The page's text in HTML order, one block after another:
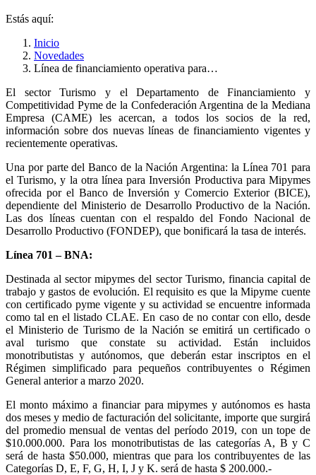
Estás aquí:
Inicio
Novedades
Línea de financiamiento operativa para…
El sector Turismo y el Departamento de Financiamiento y
Competitividad Pyme de la Confederación Argentina de la Mediana
Empresa (CAME) les acercan, a todos los socios de la red,
información sobre dos nuevas líneas de financiamiento vigentes y
recientemente operativas.
Una por parte del Banco de la Nación Argentina: la Línea 701 para
el Turismo, y la otra línea para Inversión Productiva para Mipymes
ofrecida por el Banco de Inversión y Comercio Exterior (BICE),
dependiente del Ministerio de Desarrollo Productivo de la Nación.
Las dos líneas cuentan con el respaldo del Fondo Nacional de
Desarrollo Productivo (FONDEP), que bonificará la tasa de interés.
Línea 701 – BNA:
Destinada al sector mipymes del sector Turismo, financia capital de
trabajo y gastos de evolución. El requisito es que la Mipyme cuente
con certificado pyme vigente y su actividad se encuentre informada
como tal en el listado CLAE. En caso de no contar con ello, desde
el Ministerio de Turismo de la Nación se emitirá un certificado o
aval turismo que constate su actividad. Están incluidos
monotributistas y autónomos, que deberán estar inscriptos en el
Régimen simplificado para pequeños contribuyentes o Régimen
General anterior a marzo 2020.
El monto máximo a financiar para mipymes y autónomos es hasta
dos meses y medio de facturación del solicitante, importe que surgirá
del promedio mensual de ventas del período 2019, con un tope de
$10.000.000. Para los monotributistas de las categorías A, B y C
será de hasta $50.000, mientras que para los contribuyentes de las
Categorías D, E, F, G, H, I, J y K. será de hasta $ 200.000.-